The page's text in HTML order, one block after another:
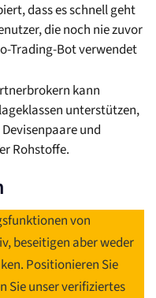
dass es schnell geht
die noch nie zuvor
Trading-Bot verwendet
kann
unterstützen,
und
Rohstoffe.
von
beseitigen aber weder
Positionieren Sie
Sie unser verifiziertes